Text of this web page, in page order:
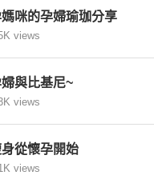
咪的孕婦瑜珈分享
views
與比基尼~
views
從懷孕開始
views